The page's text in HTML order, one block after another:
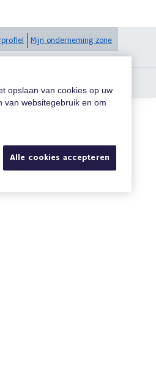
Mijn onderneming zone
Zoeken
opslaan van cookies op uw
van websitegebruik en om
Alle cookies accepteren